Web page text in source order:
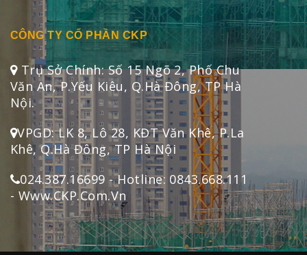
CÔNG TY CỔ PHẦN CKP
Trụ Sở Chính: Số 15 Ngõ 2, Phố Chu
Văn An, P.Yếu Kiêu, Q.Hà Đông, TP Hà
Nội.
VPGD: LK 8, Lô 28, KĐT Văn Khê, P.La
Khê, Q.Hà Đông, TP Hà Nội
024.387.16699 - Hotline: 0843.668.111
- Www.CKP.Com.Vn